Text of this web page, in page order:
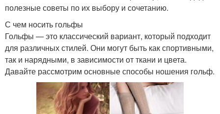
полезные советы по их выбору и сочетанию.
С чем носить гольфы
Гольфы — это классический вариант, который подходит
для различных стилей. Они могут быть как спортивными,
так и нарядными, в зависимости от ткани и цвета.
Давайте рассмотрим основные способы ношения гольф.